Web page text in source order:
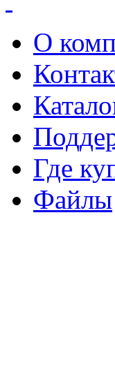
О
Где
Файлы